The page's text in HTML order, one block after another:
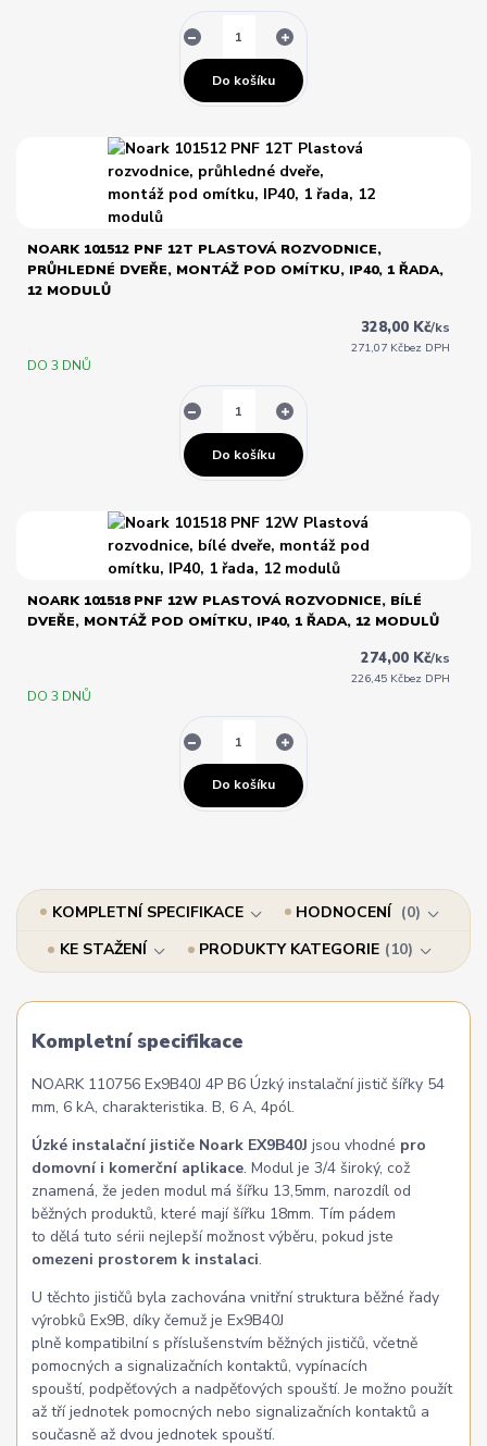
Do košíku
NOARK 101512 PNF 12T PLASTOVÁ ROZVODNICE,
PRŮHLEDNÉ DVEŘE, MONTÁŽ POD OMÍTKU, IP40, 1 ŘADA,
12 MODULŮ
328,00 Kč/ks
271,07 Kčbez DPH
DO 3 DNŮ
Do košíku
NOARK 101518 PNF 12W PLASTOVÁ ROZVODNICE, BÍLÉ
DVEŘE, MONTÁŽ POD OMÍTKU, IP40, 1 ŘADA, 12 MODULŮ
274,00 Kč/ks
226,45 Kčbez DPH
DO 3 DNŮ
Do košíku
KOMPLETNÍ SPECIFIKACE HODNOCENÍ
0
KE STAŽENÍ
PRODUKTY KATEGORIE 10
Kompletní specifikace
NOARK 110756 Ex9B40J 4P B6 Úzký instalační jistič šířky 54
mm, 6 kA, charakteristika. B, 6 A, 4pól.
Úzké instalační jističe Noark EX9B40J jsou vhodné pro
domovní i komerční aplikace. Modul je 3/4 široký, což
znamená, že jeden modul má šířku 13,5mm, narozdíl od
běžných produktů, které mají šířku 18mm. Tím pádem
to dělá tuto sérii nejlepší možnost výběru, pokud jste
omezeni prostorem k instalaci.
U těchto jističů byla zachována vnitřní struktura běžné řady
výrobků Ex9B, díky čemuž je Ex9B40J
plně kompatibilní s příslušenstvím běžných jističů, včetně
pomocných a signalizačních kontaktů, vypínacích
spouští, podpěťových a nadpěťových spouští. Je možno použít
až tří jednotek pomocných nebo signalizačních kontaktů a
současně až dvou jednotek spouští.